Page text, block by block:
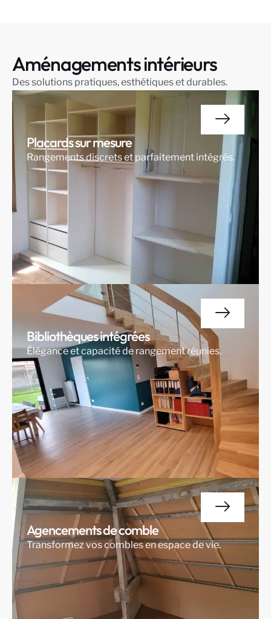
Aménagements intérieurs
Des solutions pratiques, esthétiques et durables.
Placards sur mesure
Rangements discrets et parfaitement intégrés.
Bibliothèques intégrées
Élégance et capacité de rangement réunies.
Agencements de comble
Transformez vos combles en espace de vie.